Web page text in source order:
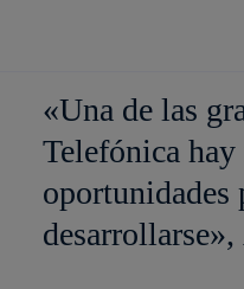
«Una de las
Telefónica hay
oportunidades